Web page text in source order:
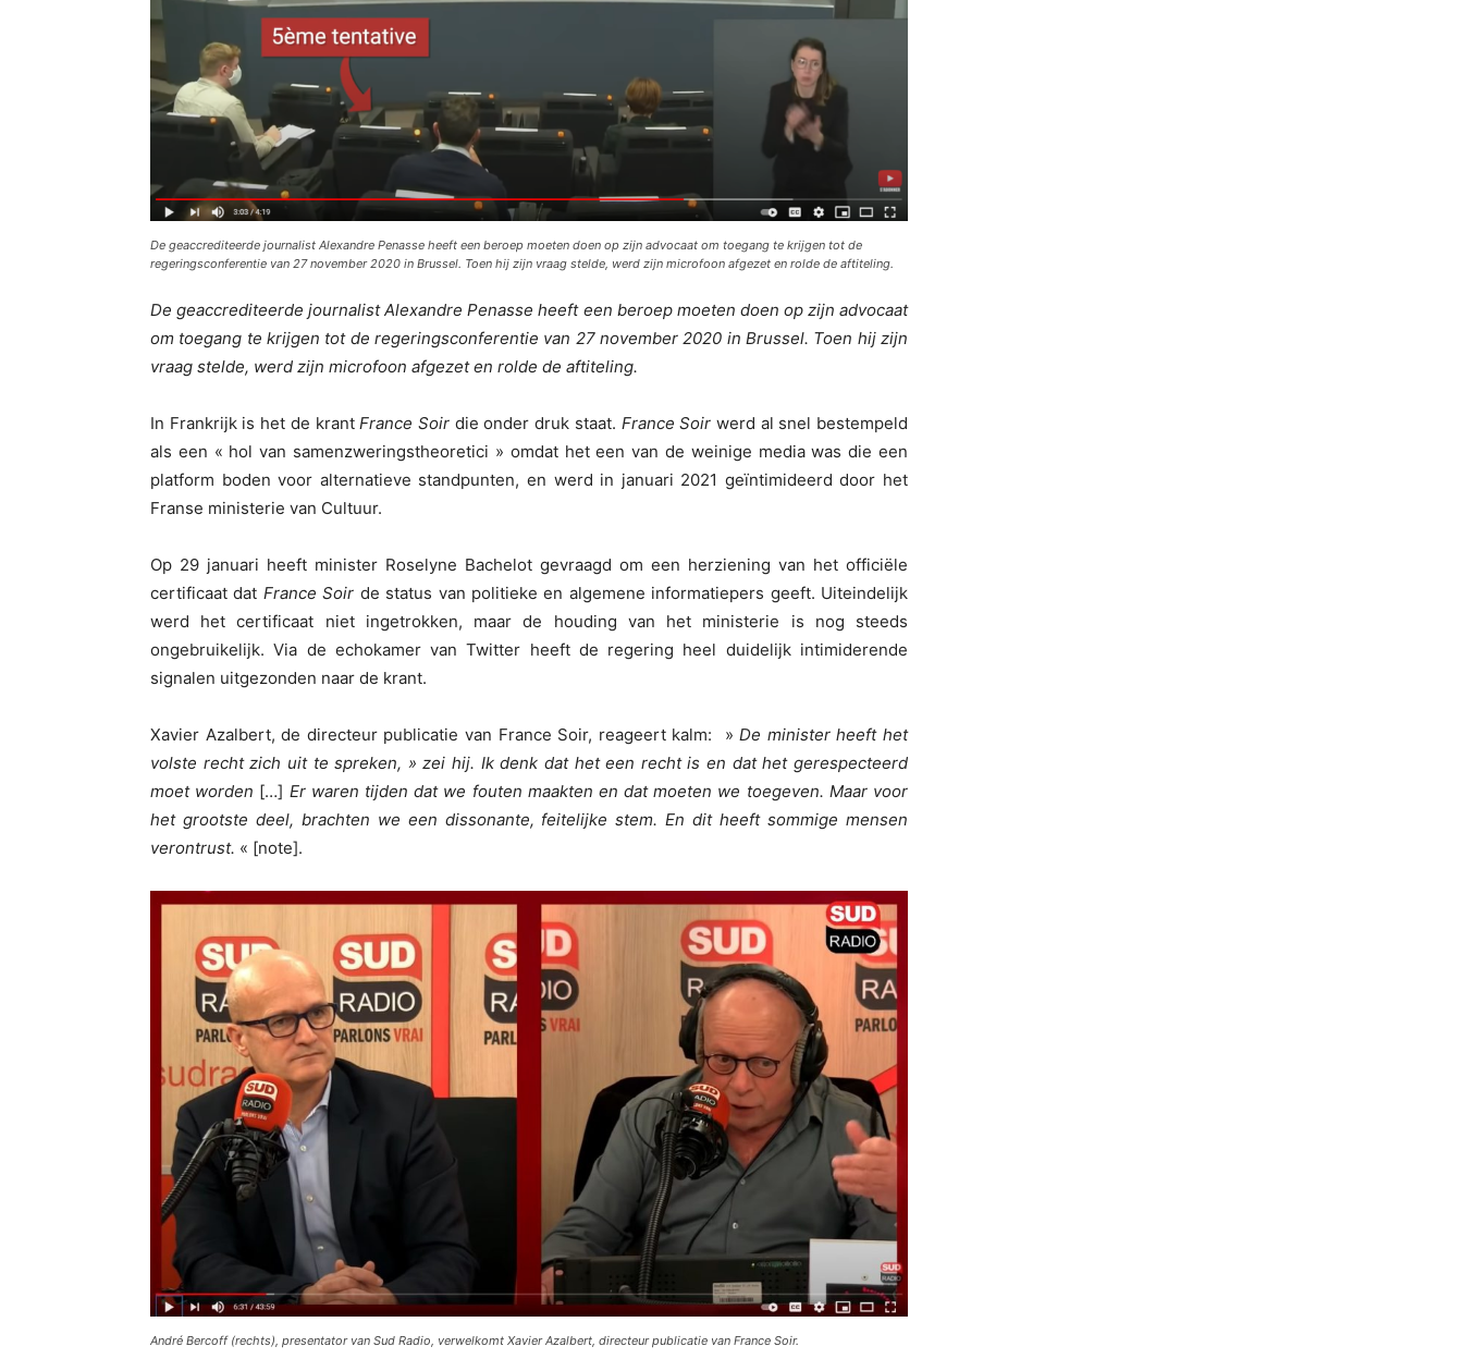
De geaccrediteerde journalist Alexandre Penasse heeft een beroep moeten doen op zijn advocaat om toegang te krijgen tot de
regeringsconferentie van 27 november 2020 in Brussel. Toen hij zijn vraag stelde, werd zijn microfoon afgezet en rolde de aftiteling.
De geaccrediteerde journalist Alexandre Penasse heeft een beroep moeten doen op zijn advocaat
om toegang te krijgen tot de regeringsconferentie van 27 november 2020 in Brussel. Toen hij zijn
vraag stelde, werd zijn microfoon afgezet en rolde de aftiteling.
In Frankrijk is het de krantFrance Soirdie onder druk staat. France Soir werd al snel bestempeld
als een « hol van samenzweringstheoretici » omdat het een van de weinige media was die een
platform boden voor alternatieve standpunten, en werd in januari 2021 geïntimideerd door het
Franse ministerie van Cultuur.
Op 29 januari heeft minister Roselyne Bachelot gevraagd om een herziening van het officiële
certificaat dat France Soir de status van politieke en algemene informatiepers geeft. Uiteindelijk
werd het certificaat niet ingetrokken, maar de houding van het ministerie is nog steeds
ongebruikelijk. Via de echokamer van Twitter heeft de regering heel duidelijk intimiderende
signalen uitgezonden naar de krant.
Xavier Azalbert, de directeur publicatie van France Soir, reageert kalm: »De minister heeft het
volste recht zich uit te spreken, » zei hij. Ik denk dat het een recht is en dat het gerespecteerd
moet worden […] Er waren tijden dat we fouten maakten en dat moeten we toegeven. Maar voor
het grootste deel, brachten we een dissonante, feitelijke stem. En dit heeft sommige mensen
verontrust. « [note].
André Bercoff (rechts), presentator van Sud Radio, verwelkomt Xavier Azalbert, directeur publicatie van France Soir.